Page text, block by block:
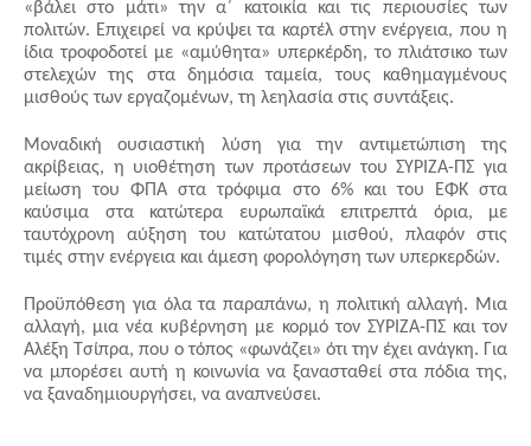
«βάλει στο μάτι» την α΄ κατοικία και τις περιουσίες των
πολιτών. Επιχειρεί να κρύψει τα καρτέλ στην ενέργεια, που η
ίδια τροφοδοτεί με «αμύθητα» υπερκέρδη, το πλιάτσικο των
στελεχών της στα δημόσια ταμεία, τους καθημαγμένους
μισθούς των εργαζομένων, τη λεηλασία στις συντάξεις.
Μοναδική ουσιαστική λύση για την αντιμετώπιση της
ακρίβειας, η υιοθέτηση των προτάσεων του ΣΥΡΙΖΑ-ΠΣ για
μείωση του ΦΠΑ στα τρόφιμα στο 6% και του ΕΦΚ στα
καύσιμα στα κατώτερα ευρωπαϊκά επιτρεπτά όρια, με
ταυτόχρονη αύξηση του κατώτατου μισθού, πλαφόν στις
τιμές στην ενέργεια και άμεση φορολόγηση των υπερκερδών.
Προϋπόθεση για όλα τα παραπάνω, η πολιτική αλλαγή. Μια
αλλαγή, μια νέα κυβέρνηση με κορμό τον ΣΥΡΙΖΑ-ΠΣ και τον
Αλέξη Τσίπρα, που ο τόπος «φωνάζει» ότι την έχει ανάγκη. Για
να μπορέσει αυτή η κοινωνία να ξανασταθεί στα πόδια της,
να ξαναδημιουργήσει, να αναπνεύσει.